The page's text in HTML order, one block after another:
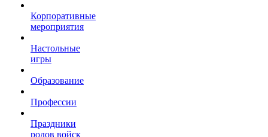
Корпоративные
мероприятия
Настольные
игры
Образование
Профессии
Праздники
родов войск